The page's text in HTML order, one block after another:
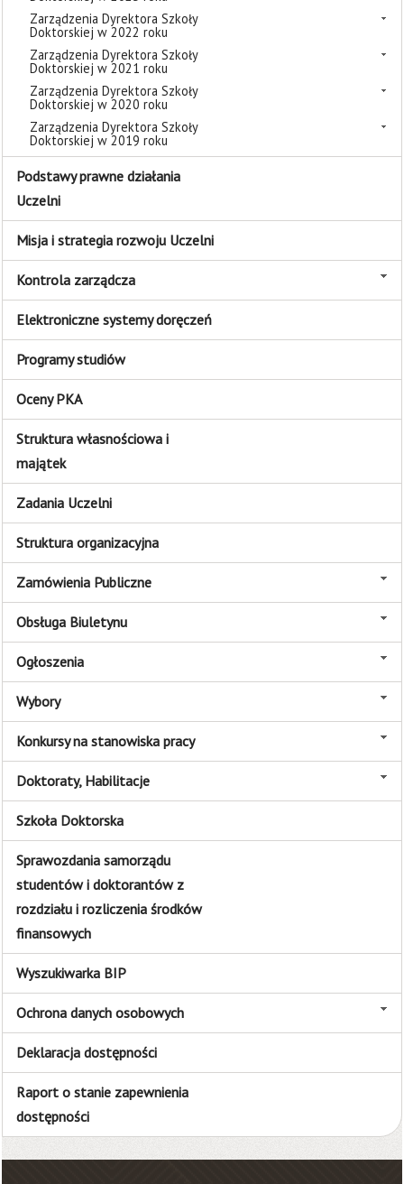
Zarządzenia Dyrektora Szkoły
Doktorskiej w 2022 roku
Zarządzenia Dyrektora Szkoły
Doktorskiej w 2021 roku
Zarządzenia Dyrektora Szkoły
Doktorskiej w 2020 roku
Zarządzenia Dyrektora Szkoły
Doktorskiej w 2019 roku
Podstawy prawne działania
Uczelni
Misja i strategia rozwoju Uczelni
Kontrola zarządcza
Elektroniczne systemy doręczeń
Programy studiów
Oceny PKA
Struktura własnościowa i
majątek
Zadania Uczelni
Struktura organizacyjna
Zamówienia Publiczne
Obsługa Biuletynu
Ogłoszenia
Wybory
Konkursy na stanowiska pracy
Doktoraty, Habilitacje
Szkoła Doktorska
Sprawozdania samorządu
studentów i doktorantów z
rozdziału i rozliczenia środków
finansowych
Wyszukiwarka BIP
Ochrona danych osobowych
Deklaracja dostępności
Raport o stanie zapewnienia
dostępności